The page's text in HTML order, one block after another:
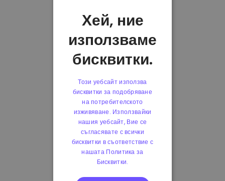
Хей, ние
използваме
бисквитки.
Този уебсайт използва
бисквитки за подобряване
на потребителското
изживяване. Използвайки
нашия уебсайт, Вие се
съгласявате с всички
бисквитки в съответствие с
нашата Политика за
Бисквитки.